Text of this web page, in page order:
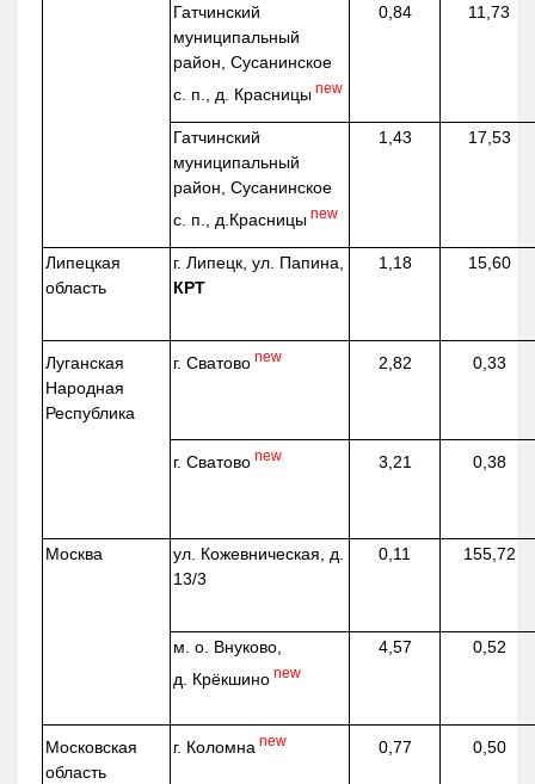
Гатчинский
муниципальный
район, Сусанинское
с. п., д. Красницы new
0,84 11,73
Гатчинский
муниципальный
район, Сусанинское
с. п., д.Красницы new
1,43 17,53
Липецкая
область
г. Липецк, ул. Папина,
КРТ
1,18 15,60
Луганская
Народная
Республика
г. Сватово new 2,82 0,33
г. Сватово new 3,21 0,38
Москва ул. Кожевническая, д.
13/3
0,11 155,72
м. о. Внуково,
д. Крёкшино new
4,57 0,52
Московская
область
г. Коломна new 0,77 0,50